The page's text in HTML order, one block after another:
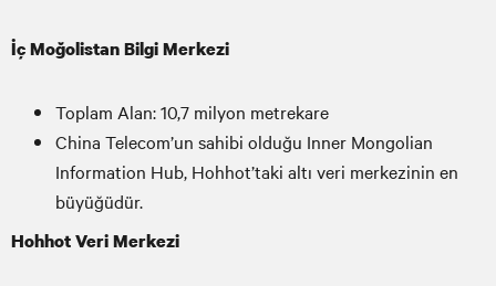
İç Moğolistan Bilgi Merkezi
Toplam Alan: 10,7 milyon metrekare
China Telecom’un sahibi olduğu Inner Mongolian
Information Hub, Hohhot’taki altı veri merkezinin en
büyüğüdür.
Hohhot Veri Merkezi